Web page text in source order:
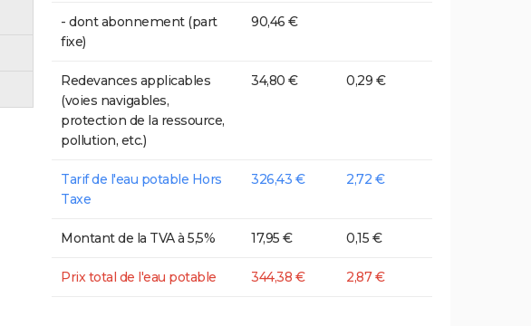
- dont abonnement (part
fixe)
90,46 €
Redevances applicables
(voies navigables,
protection de la ressource,
pollution, etc.)
34,80 € 0,29 €
Tarif de l'eau potable Hors
Taxe
326,43 € 2,72 €
Montant de la TVA à 5,5% 17,95 € 0,15 €
Prix total de l'eau potable 344,38 € 2,87 €